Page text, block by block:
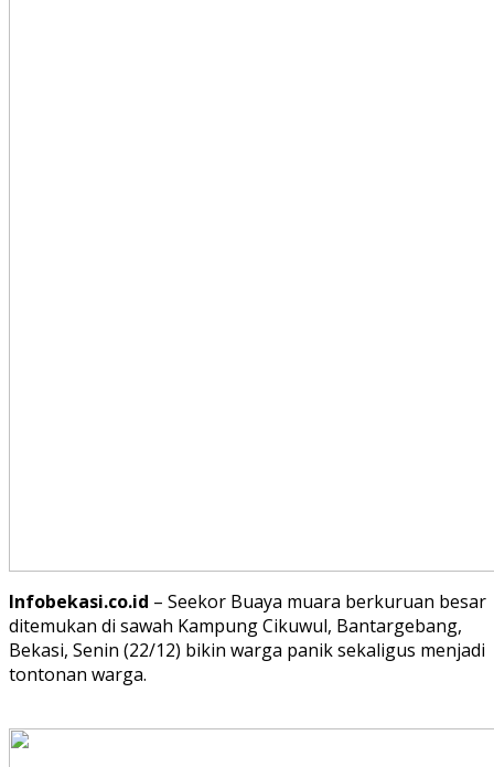
Infobekasi.co.id – Seekor Buaya muara berkuruan besar
ditemukan di sawah Kampung Cikuwul, Bantargebang,
Bekasi, Senin (22/12) bikin warga panik sekaligus menjadi
tontonan warga.